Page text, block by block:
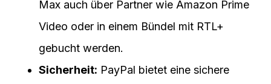
Max auch über Partner wie Amazon Prime
Video oder in einem Bündel mit RTL+
gebucht werden.
Sicherheit: PayPal bietet eine sichere